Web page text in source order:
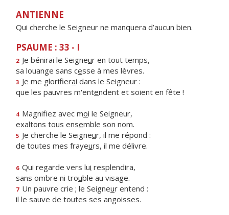
ANTIENNE
Qui cherche le Seigneur ne manquera d’aucun bien.
PSAUME : 33 - I
2 Je bénirai le Seigneur en tout temps,
sa louange sans cesse à mes lèvres.
3 Je me glorifierai dans le Seigneur :
que les pauvres m'entendent et soient en fête !
4 Magnifiez avec moi le Seigneur,
exaltons tous ensemble son nom.
5 Je cherche le Seigneur, il me répond :
de toutes mes frayeurs, il me délivre.
6 Qui regarde vers lui resplendira,
sans ombre ni trouble au visage.
7 Un pauvre crie ; le Seigneur entend :
il le sauve de toutes ses angoisses.